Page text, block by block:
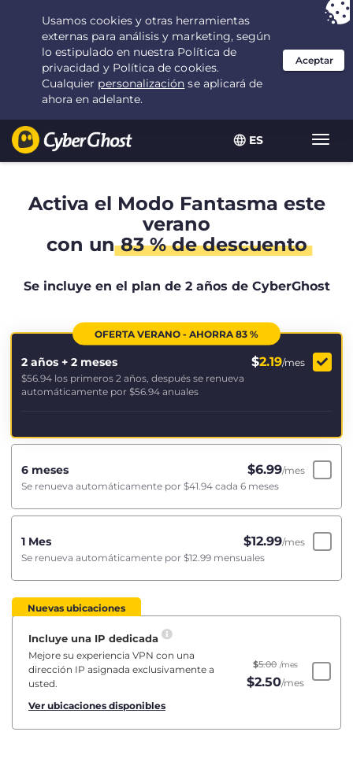
ES
Tu elección: la mejor ofertadurante 2.1666666666667 años por $
2.19
/mes
Activa el Modo Fantasma este
verano
con un83 % de descuento
Se incluye en el plan de 2 años de CyberGhost
OFERTA VERANO - AHORRA 83 %
2 años + 2 meses $2.19/mes
$56.94 los primeros 2 años, después se renueva
automáticamente por $56.94 anuales
6 meses $6.99/mes
Se renueva automáticamente por $41.94 cada 6 meses
1 Mes $12.99/mes
Se renueva automáticamente por $12.99 mensuales
Nuevas ubicaciones
Incluye una IP dedicada
Mejore su experiencia VPN con una
dirección IP asignada exclusivamente a
usted.
Ver ubicaciones disponibles
$5.00 /mes
$2.50/mes